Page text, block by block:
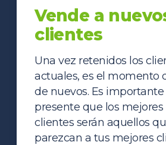
Vende a
clientes
Una vez retenidos los
actuales, es el momento
de nuevos. Es
presente que los mejores
clientes serán aquellos
parezcan a tus mejores